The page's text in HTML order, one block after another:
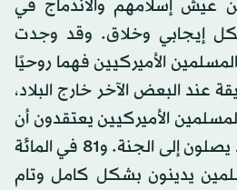
إسلامهم والاندماج في
إيجابي وخلاق. وقد وجدت
الأميركيين فهما روحيًا
عند البعض الآخر خارج البلاد،
من المسلمين الأميركيين يعتقدون أن
أتباع الديانات الأخرى قد يصلون إلى الجنة. و81 في المائة
يدينون بشكل كامل وتام